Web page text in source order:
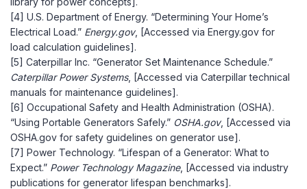
[4] U.S. Department of Energy. “Determining Your Home’s
Electrical Load.” Energy.gov, [Accessed via Energy.gov for
load calculation guidelines].
[5] Caterpillar Inc. “Generator Set Maintenance Schedule.”
Caterpillar Power Systems, [Accessed via Caterpillar technical
manuals for maintenance guidelines].
[6] Occupational Safety and Health Administration (OSHA).
“Using Portable Generators Safely.” OSHA.gov, [Accessed via
OSHA.gov for safety guidelines on generator use].
[7] Power Technology. “Lifespan of a Generator: What to
Expect.” Power Technology Magazine, [Accessed via industry
publications for generator lifespan benchmarks].